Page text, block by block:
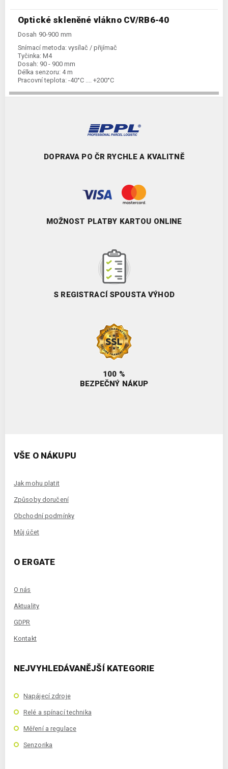
Optické skleněné vlákno CV/RB6-40
Dosah 90-900 mm
Snímací metoda: vysílač / přijímač
Tyčinka: M4
Dosah: 90 - 900 mm
Délka senzoru: 4 m
Pracovní teplota: -40°C .... +200°C
DOPRAVA PO ČR RYCHLE A KVALITNĚ
MOŽNOST PLATBY KARTOU ONLINE
S REGISTRACÍ SPOUSTA VÝHOD
100 %
BEZPEČNÝ NÁKUP
VŠE O NÁKUPU
Jak mohu platit
Způsoby doručení
Obchodní podmínky
Můj účet
O ERGATE
O nás
Aktuality
GDPR
Kontakt
NEJVYHLEDÁVANĚJŠÍ KATEGORIE
Napájecí zdroje
Relé a spínací technika
Měření a regulace
Senzorika